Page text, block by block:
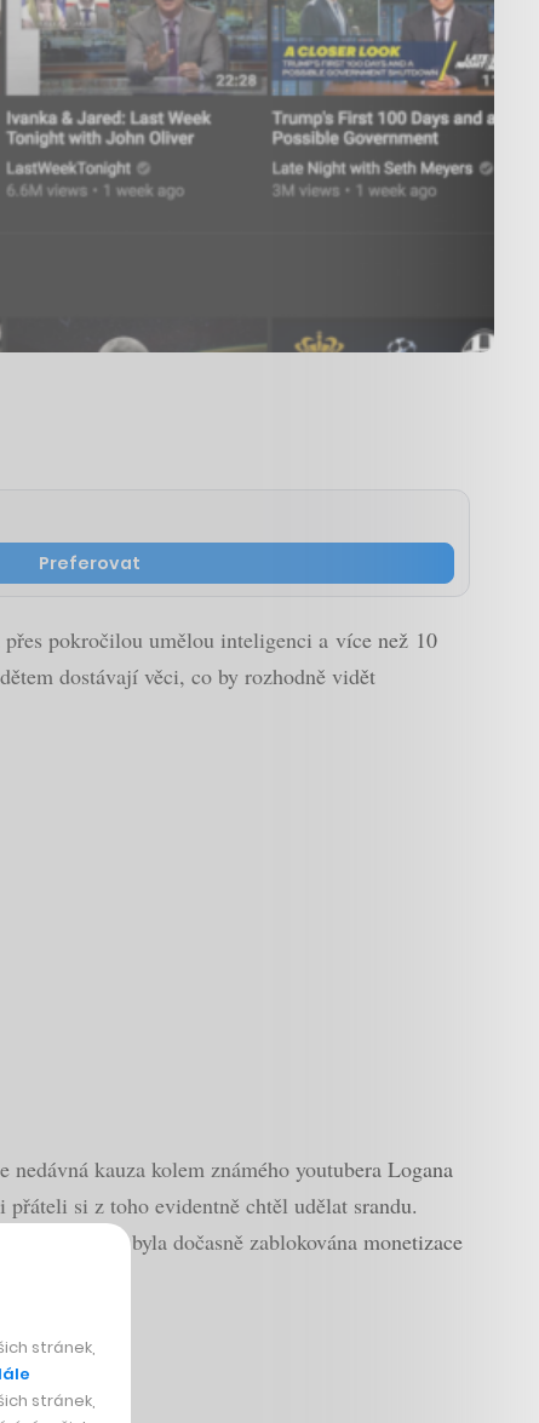
Preferovat
pokročilou umělou inteligenci a více než 10
dostávají věci, co by rozhodně vidět
kauza kolem známého youtubera Logana
si z toho evidentně chtěl udělat srandu.
mu ovšem byla dočasně zablokována monetizace
stránek,
stránek,